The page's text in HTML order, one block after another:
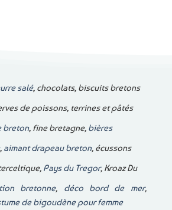
salé, chocolats, biscuits bretons
de poissons, terrines et pâtés
breton, fine bretagne, bières
, aimant drapeau breton, écussons
Pays du Tregor, Kroaz Du
bretonne, déco bord de mer,
de bigoudène pour femme